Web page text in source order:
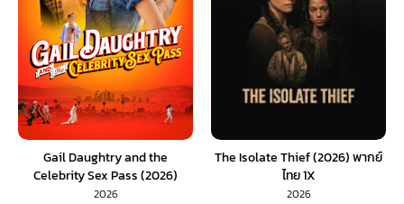
Gail Daughtry and the
Celebrity Sex Pass (2026)
พากย์ไทย 1X
2026
The Isolate Thief (2026) พากย์
ไทย 1X
2026